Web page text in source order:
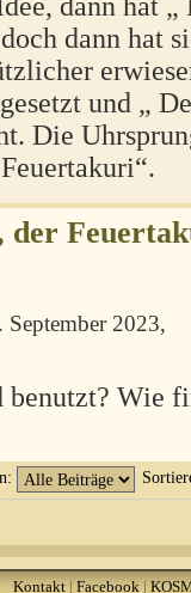
dann hat
und „
Die
September 2023,
benutzt? Wie
Kontakt|Facebook|